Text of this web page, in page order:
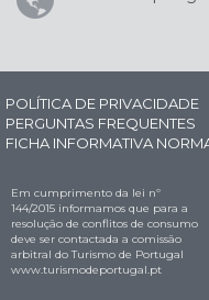
POLÍTICA DE PRIVACIDADE
PERGUNTAS FREQUENTES
FICHA INFORMATIVA
Em cumprimento da lei nº
144/2015 informamos que para a
resolução de conflitos de consumo
deve ser contactada a comissão
arbitral do Turismo de Portugal
www.turismodeportugal.pt